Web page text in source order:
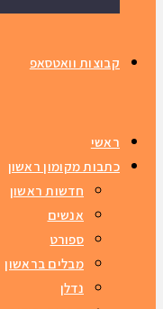
קבוצות וואטסאפ
ראשי
כתבות מקומון ראשון
חדשות ראשון
אנשים
ספורט
מבלים בראשון
נדלן